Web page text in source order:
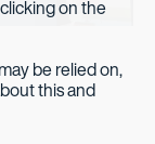
on the
be relied on,
this and